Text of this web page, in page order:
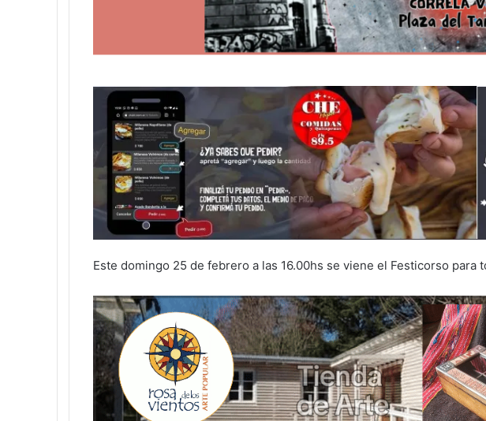
Este domingo 25 de febrero a las 16.00hs se viene el Festicorso para